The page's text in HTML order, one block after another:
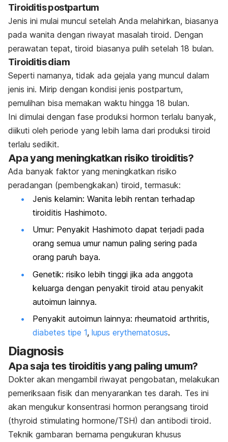
Tiroiditis postpartum
Jenis ini mulai muncul setelah Anda melahirkan, biasanya
pada wanita dengan riwayat masalah tiroid. Dengan
perawatan tepat, tiroid biasanya pulih setelah 18 bulan.
Tiroiditis diam
Seperti namanya, tidak ada gejala yang muncul dalam
jenis ini. Mirip dengan kondisi jenis postpartum,
pemulihan bisa memakan waktu hingga 18 bulan.
Ini dimulai dengan fase produksi hormon terlalu banyak,
diikuti oleh periode yang lebih lama dari produksi tiroid
terlalu sedikit.
Apa yang meningkatkan risiko tiroiditis?
Ada banyak faktor yang meningkatkan risiko
peradangan (pembengkakan) tiroid, termasuk:
Jenis kelamin: Wanita lebih rentan terhadap
tiroiditis Hashimoto.
Umur: Penyakit Hashimoto dapat terjadi pada
orang semua umur namun paling sering pada
orang paruh baya.
Genetik: risiko lebih tinggi jika ada anggota
keluarga dengan penyakit tiroid atau penyakit
autoimun lainnya.
Penyakit autoimun lainnya: rheumatoid arthritis,
diabetes tipe 1, lupus erythematosus.
Diagnosis
Apa saja tes tiroiditis yang paling umum?
Dokter akan mengambil riwayat pengobatan, melakukan
pemeriksaan fisik dan menyarankan tes darah. Tes ini
akan mengukur konsentrasi hormon perangsang tiroid
(thyroid stimulating hormone/TSH) dan antibodi tiroid.
Teknik gambaran bernama pengukuran khusus